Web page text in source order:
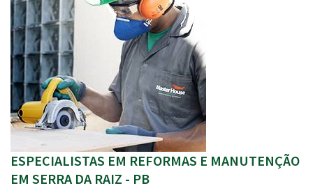
ESPECIALISTAS EM REFORMAS E MANUTENÇÃO
EM SERRA DA RAIZ - PB